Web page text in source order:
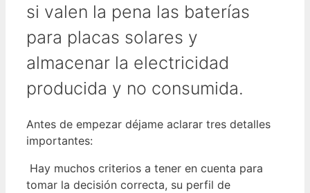
si valen la pena las baterías
para placas solares y
almacenar la electricidad
producida y no consumida.
Antes de empezar déjame aclarar tres detalles
importantes:
Hay muchos criterios a tener en cuenta para
tomar la decisión correcta, su perfil de